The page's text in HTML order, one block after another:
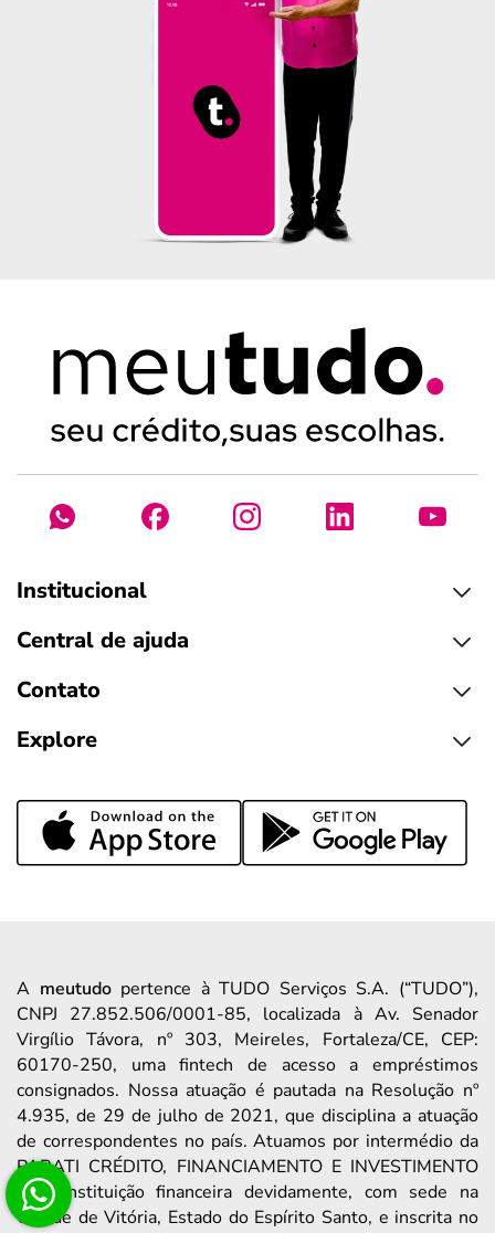
Institucional
Central de ajuda
Contato
Explore
A meutudopertence à TUDO Serviços S.A. (“TUDO”),
CNPJ 27.852.506/0001-85, localizada à Av. Senador
Virgílio Távora, nº 303, Meireles, Fortaleza/CE, CEP:
60170-250, uma fintech de acesso a empréstimos
consignados. Nossa atuação é pautada na Resolução nº
4.935, de 29 de julho de 2021, que disciplina a atuação
de correspondentes no país. Atuamos por intermédio da
PARATI CRÉDITO, FINANCIAMENTO E INVESTIMENTO
S/A, instituição financeira devidamente, com sede na
Cidade de Vitória, Estado do Espírito Santo, e inscrita no